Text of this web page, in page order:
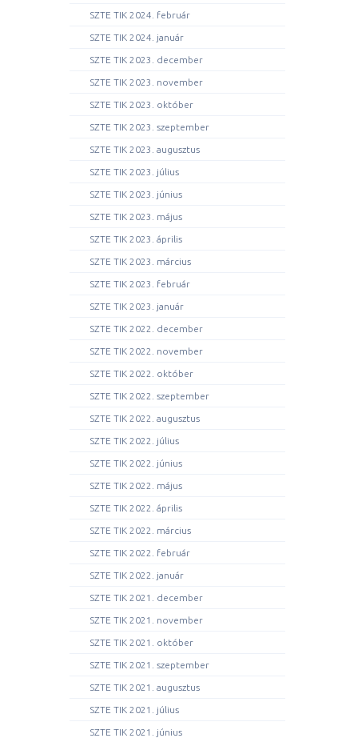
SZTE TIK 2024. február
SZTE TIK 2024. január
SZTE TIK 2023. december
SZTE TIK 2023. november
SZTE TIK 2023. október
SZTE TIK 2023. szeptember
SZTE TIK 2023. augusztus
SZTE TIK 2023. július
SZTE TIK 2023. június
SZTE TIK 2023. május
SZTE TIK 2023. április
SZTE TIK 2023. március
SZTE TIK 2023. február
SZTE TIK 2023. január
SZTE TIK 2022. december
SZTE TIK 2022. november
SZTE TIK 2022. október
SZTE TIK 2022. szeptember
SZTE TIK 2022. augusztus
SZTE TIK 2022. július
SZTE TIK 2022. június
SZTE TIK 2022. május
SZTE TIK 2022. április
SZTE TIK 2022. március
SZTE TIK 2022. február
SZTE TIK 2022. január
SZTE TIK 2021. december
SZTE TIK 2021. november
SZTE TIK 2021. október
SZTE TIK 2021. szeptember
SZTE TIK 2021. augusztus
SZTE TIK 2021. július
SZTE TIK 2021. június